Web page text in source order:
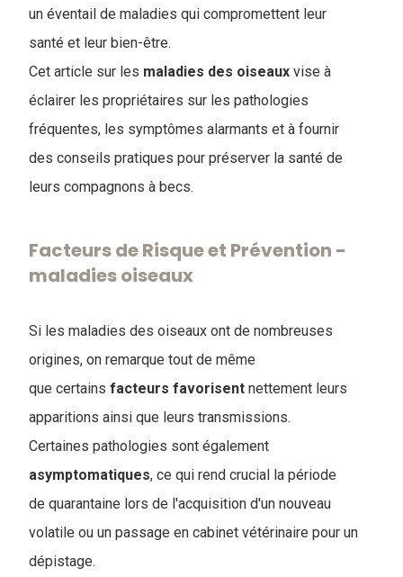
un éventail de maladies qui compromettent leur
santé et leur bien-être.
Cet article sur les maladies des oiseaux vise à
éclairer les propriétaires sur les pathologies
fréquentes, les symptômes alarmants et à fournir
des conseils pratiques pour préserver la santé de
leurs compagnons à becs.
Facteurs de Risque et Prévention -
maladies oiseaux
Si les maladies des oiseaux ont de nombreuses
origines, on remarque tout de même
que certains facteurs favorisent nettement leurs
apparitions ainsi que leurs transmissions.
Certaines pathologies sont également
asymptomatiques, ce qui rend crucial la période
de quarantaine lors de l'acquisition d'un nouveau
volatile ou un passage en cabinet vétérinaire pour un
dépistage.